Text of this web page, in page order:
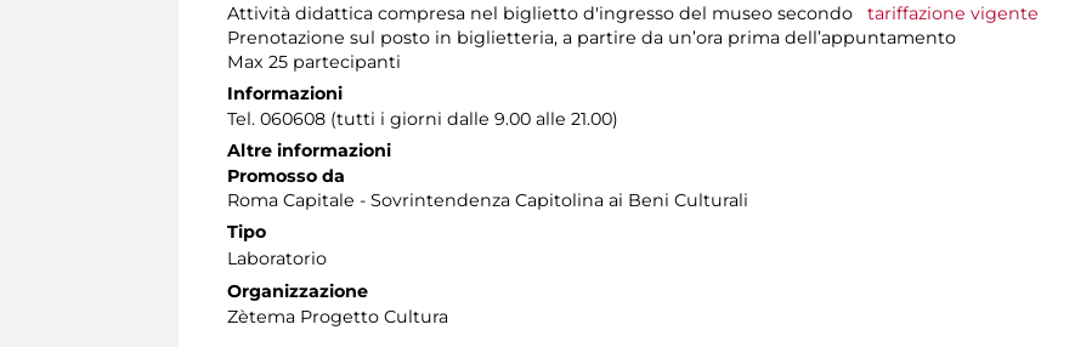
Attività didattica compresa nel biglietto d'ingresso del museo secondo tariffazione vigente
Prenotazione sul posto in biglietteria, a partire da un’ora prima dell’appuntamento
Max 25 partecipanti
Informazioni
Tel. 060608 (tutti i giorni dalle 9.00 alle 21.00)
Altre informazioni
Promosso da
Roma Capitale - Sovrintendenza Capitolina ai Beni Culturali
Tipo
Laboratorio
Organizzazione
Zètema Progetto Cultura